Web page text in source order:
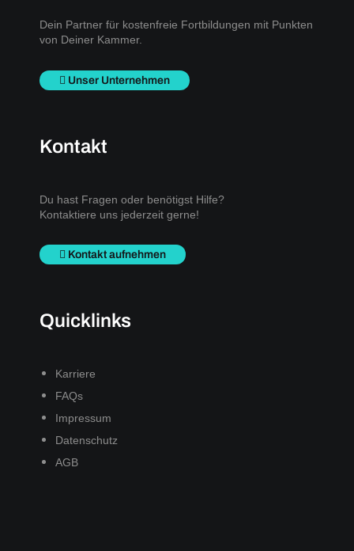
Dein Partner für kostenfreie Fortbildungen mit Punkten
von Deiner Kammer.
Unser Unternehmen
Kontakt
Du hast Fragen oder benötigst Hilfe?
Kontaktiere uns jederzeit gerne!
Kontakt aufnehmen
Quicklinks
Karriere
FAQs
Impressum
Datenschutz
AGB